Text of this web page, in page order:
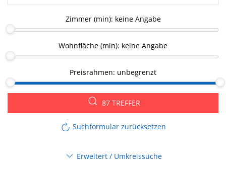
Zimmer (min): keine Angabe
Wohnfläche (min): keine Angabe
Preisrahmen: unbegrenzt
87 TREFFER
Suchformular zurücksetzen
Erweitert / Umkreissuche